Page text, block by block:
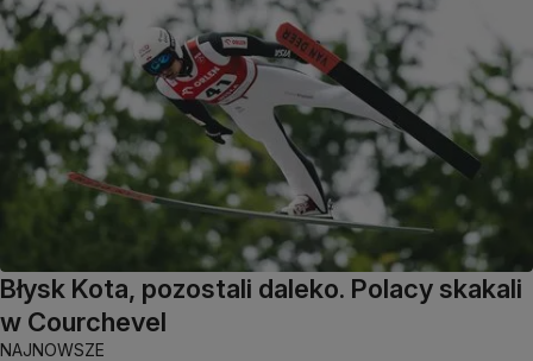
Błysk Kota, pozostali daleko. Polacy skakali
w Courchevel
NAJNOWSZE